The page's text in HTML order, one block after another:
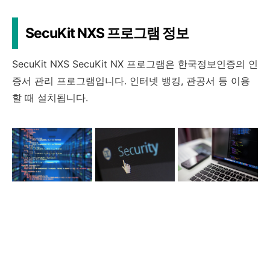
SecuKit NXS 프로그램 정보
SecuKit NXS SecuKit NX 프로그램은 한국정보인증의 인
증서 관리 프로그램입니다. 인터넷 뱅킹, 관공서 등 이용
할 때 설치됩니다.